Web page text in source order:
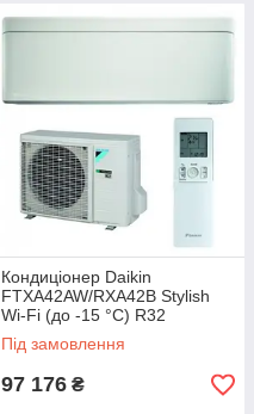
Кондиціонер Daikin
FTXA42AW/RXA42B Stylish
Wi-Fi (до -15 °C) R32
Під замовлення
97 176 ₴